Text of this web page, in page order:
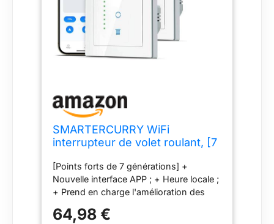
SMARTERCURRY WiFi
interrupteur de volet roulant, [7
intelligente, contrôle volets
roulants/stores/auvents,
compatible avec Alexa/Google
Assistant, 2 pièces | Blanc
[Points forts de 7 générations] +
Nouvelle interface APP ; + Heure locale ;
+ Prend en charge l'amélioration des
position partagés conviviaux ; +
64,98 €